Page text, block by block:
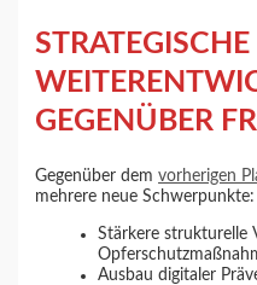
STRATEGISCHE
GEGENÜBER
Gegenüber demvorherigen
mehrere neue Schwerpunkte:
Stärkere strukturelle
Ausbau digitaler